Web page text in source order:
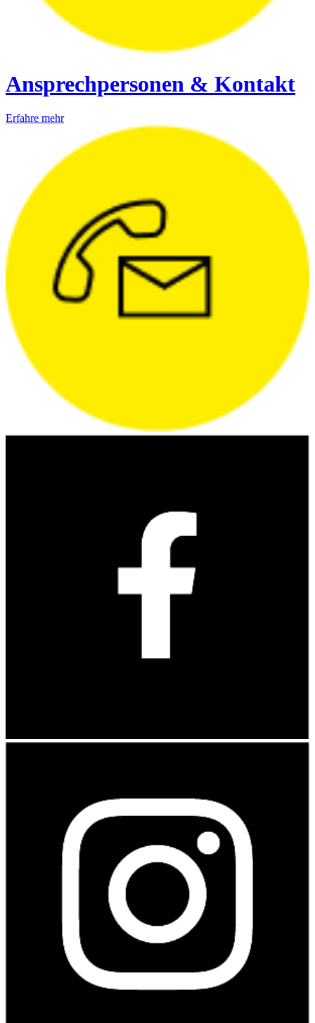
Ansprechpersonen & Kontakt
Erfahre mehr